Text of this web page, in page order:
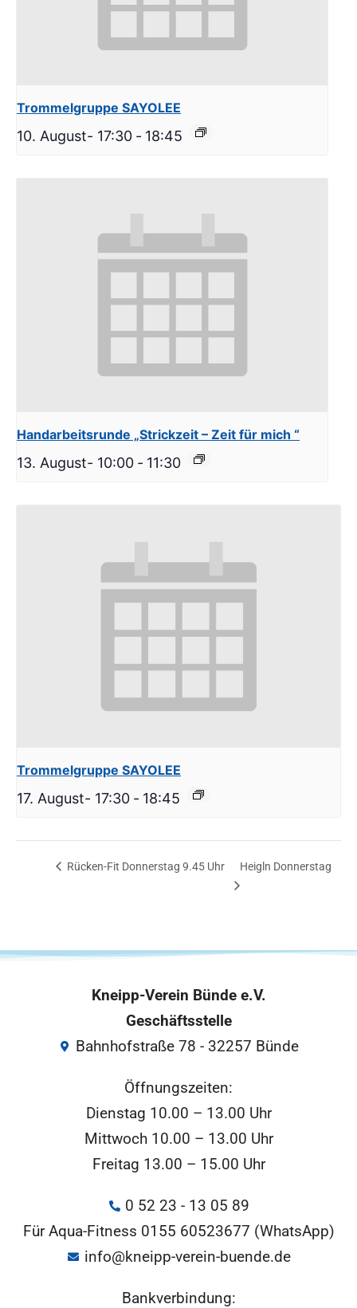
Trommelgruppe SAYOLEE
10. August- 17:30 - 18:45
Handarbeitsrunde „Strickzeit – Zeit für mich “
13. August- 10:00 - 11:30
Trommelgruppe SAYOLEE
17. August- 17:30 - 18:45
Rücken-Fit Donnerstag 9.45 Uhr Heigln Donnerstag
Kneipp-Verein Bünde e.V.
Geschäftsstelle
Bahnhofstraße 78 - 32257 Bünde
Öffnungszeiten:
Dienstag 10.00 – 13.00 Uhr
Mittwoch 10.00 – 13.00 Uhr
Freitag 13.00 – 15.00 Uhr
0 52 23 - 13 05 89
Für Aqua-Fitness 0155 60523677 (WhatsApp)
info@kneipp-verein-buende.de
Bankverbindung: